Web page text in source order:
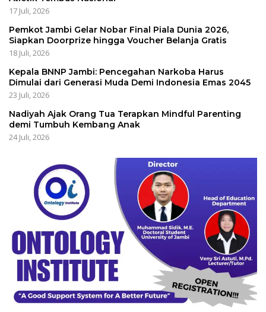
17 Juli, 2026
Pemkot Jambi Gelar Nobar Final Piala Dunia 2026,
Siapkan Doorprize hingga Voucher Belanja Gratis
18 Juli, 2026
Kepala BNNP Jambi: Pencegahan Narkoba Harus
Dimulai dari Generasi Muda Demi Indonesia Emas 2045
23 Juli, 2026
Nadiyah Ajak Orang Tua Terapkan Mindful Parenting
demi Tumbuh Kembang Anak
24 Juli, 2026